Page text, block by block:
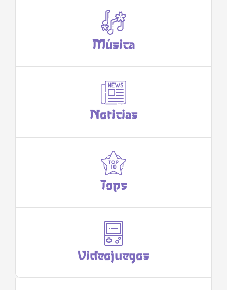
Música
Noticias
Tops
Videojuegos